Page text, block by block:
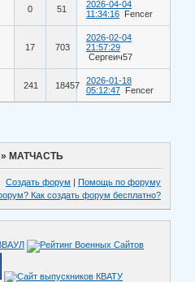
0 51
2026-04-04
11:34:16 Fencer
17 703
2026-02-04
21:57:29
Сергеич57
241 18457
2026-01-18
05:12:47 Fencer
» МАТЧАСТЬ
Создать форум | Помощь по форуму